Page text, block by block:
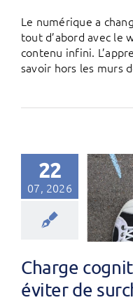
Le numérique a
tout d’abord avec le
contenu infini.
savoir hors les murs
22
07, 2026
Charge
éviter de